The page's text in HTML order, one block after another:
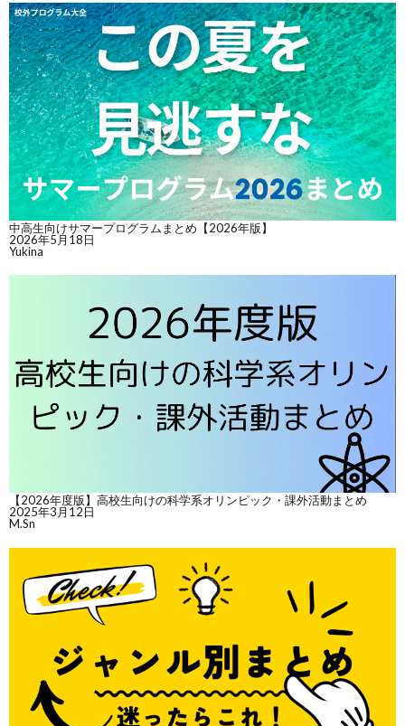
中高生向けサマープログラムまとめ【2026年版】
2026年5月18日
Yukina
【2026年度版】高校生向けの科学系オリンピック・課外活動まとめ
2025年3月12日
M.Sn